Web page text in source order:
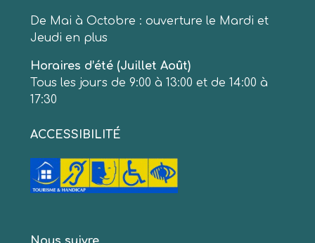
De Mai à Octobre : ouverture le Mardi et
Jeudi en plus
Horaires d’été (Juillet Août)
Tous les jours de 9:00 à 13:00 et de 14:00 à
17:30
ACCESSIBILITÉ